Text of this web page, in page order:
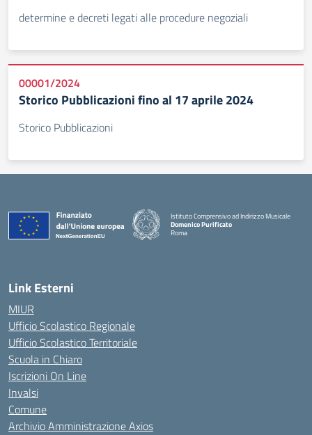
determine e decreti legati alle procedure negoziali
00001/2024
Storico Pubblicazioni fino al 17 aprile 2024
Storico Pubblicazioni
Istituto Comprensivo ad Indirizzo Musicale
Domenico Purificato
Roma
Link Esterni
MIUR
Ufficio Scolastico Regionale
Ufficio Scolastico Territoriale
Scuola in Chiaro
Iscrizioni On Line
Invalsi
Comune
Archivio Amministrazione Axios